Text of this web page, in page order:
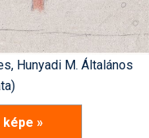
Hunyadi M. Általános
»